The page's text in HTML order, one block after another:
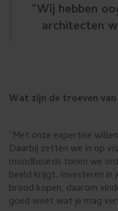
“Wij hebben
architecten
Wat zijn de troeven van
“Met onze expertise
Daarbij zetten we in op
moodboards tonen we
beeld krijgt. Investeren in
brood kopen, daarom
goed weet wat je mag